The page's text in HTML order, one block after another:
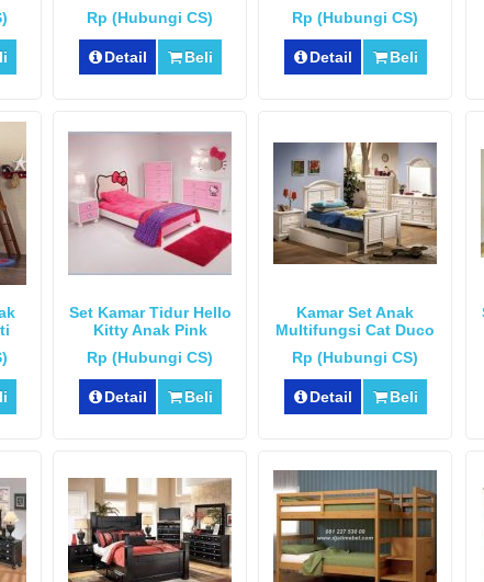
Rp (Hubungi CS)
Detail Beli
Rp (Hubungi CS)
Detail Beli
Set Kamar Tidur Hello
Kitty Anak Pink
Rp (Hubungi CS)
Detail Beli
Kamar Set Anak
Multifungsi Cat Duco
Rp (Hubungi CS)
Detail Beli